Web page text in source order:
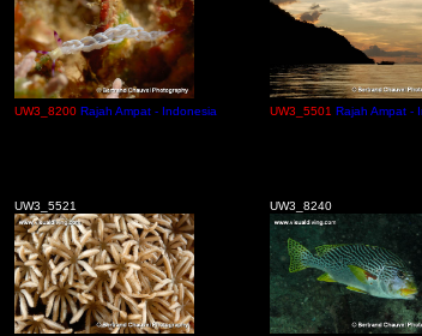
UW3_8200 Rajah Ampat - Indonesia UW3_5501 Rajah Ampat -
UW3_5521 UW3_8240